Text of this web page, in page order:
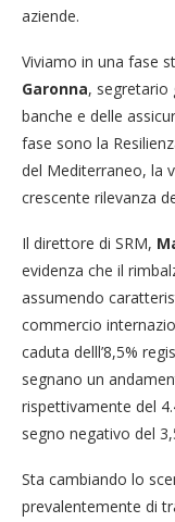
aziende.
Viviamo in una fase
Garonna, segretario
banche e delle
fase sono la
del Mediterraneo, la
crescente rilevanza
Il direttore di SRM,
evidenza che il
assumendo
commercio
caduta delll’8,5%
segnano un
rispettivamente del
segno negativo del
Sta cambiando lo
prevalentemente di